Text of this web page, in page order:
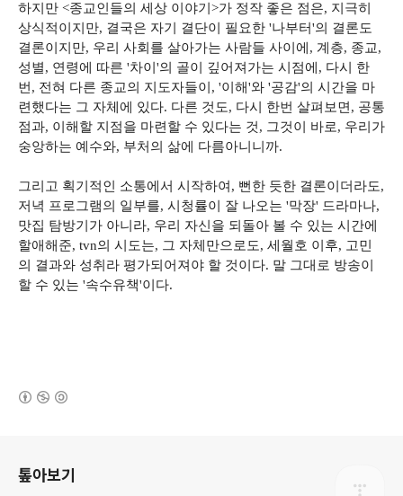
하지만 <종교인들의 세상 이야기>가 정작 좋은 점은, 지극히
상식적이지만, 결국은 자기 결단이 필요한 '나부터'의 결론도
결론이지만, 우리 사회를 살아가는 사람들 사이에, 계층, 종교,
성별, 연령에 따른 '차이'의 골이 깊어져가는 시점에, 다시 한
번, 전혀 다른 종교의 지도자들이, '이해'와 '공감'의 시간을 마
련했다는 그 자체에 있다. 다른 것도, 다시 한번 살펴보면, 공통
점과, 이해할 지점을 마련할 수 있다는 것, 그것이 바로, 우리가
숭앙하는 예수와, 부처의 삶에 다름아니니까.
그리고 획기적인 소통에서 시작하여, 뻔한 듯한 결론이더라도,
저녁 프로그램의 일부를, 시청률이 잘 나오는 '막장' 드라마나,
맛집 탐방기가 아니라, 우리 자신을 되돌아 볼 수 있는 시간에
할애해준, tvn의 시도는, 그 자체만으로도, 세월호 이후, 고민
의 결과와 성취라 평가되어져야 할 것이다. 말 그대로 방송이
할 수 있는 '속수유책'이다.
톺아보기